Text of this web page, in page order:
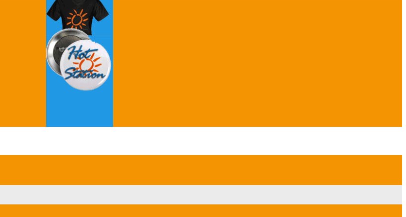
Grey's Anatomy